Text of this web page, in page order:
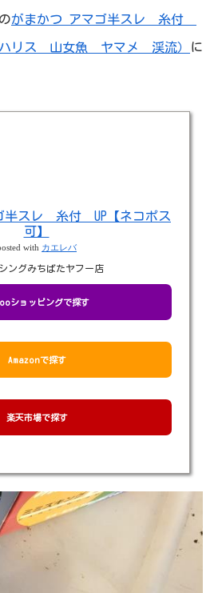
がまかつ アマゴ半スレ 糸付
ハリス 山女魚 ヤマメ 渓流） に
スレ 糸付 UP【ネコポス
可】
with カエレバ
ングみちばたヤフー店
ショッピングで探す
Amazonで探す
楽天市場で探す